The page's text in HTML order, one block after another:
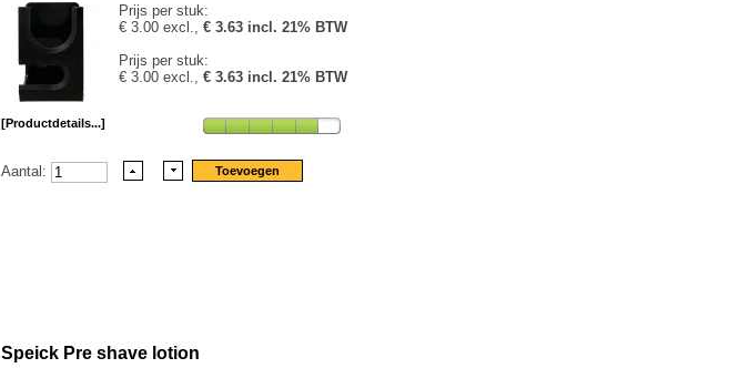
Prijs per stuk:
€ 3.00 excl., € 3.63 incl. 21% BTW
Prijs per stuk:
€ 3.00 excl., € 3.63 incl. 21% BTW
[Productdetails...]
Aantal:
Speick Pre shave lotion